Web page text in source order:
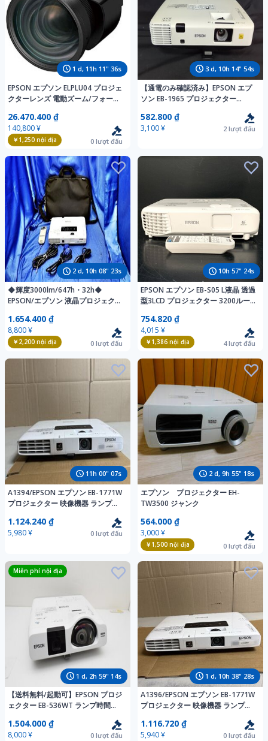
1 d, 11h 11" 35s
EPSON エプソン ELPLU04 プロジェ
クターレンズ 電動ズーム/フォーカ
26.470.400 ₫
140,800 ¥
￥1,250nội địa 0 lượt đấu
3 d, 10h 14" 53s
【通電のみ確認済み】EPSON エプ
ソン EB-1965 プロジェクター
582.800 ₫
3,100 ¥ 2 lượt đấu
2 d, 10h 08" 22s
◆輝度3000lm/647h・32h◆
EPSON/エプソン 液晶プロジェクタ
VGAケーブル・ケース付★ 映像
64532Y
1.654.400 ₫
8,800 ¥
￥2,200nội địa 0 lượt đấu
10h 57" 23s
EPSON エプソン EB-S05 L液晶 透過
型3LCD プロジェクター 3200ルー
易検査品
754.820 ₫
4,015 ¥
￥1,386nội địa 4lượt đấu
11h 00" 06s
A1394/EPSON エプソン EB-1771W
プロジェクター 映像機器 ランプ使
1.124.240 ₫
5,980 ¥ 0 lượt đấu
2 d, 9h 55" 17s
エプソン プロジェクター EH-
TW3500 ジャンク
564.000 ₫
3,000 ¥
￥1,500nội địa 0 lượt đấu
1 d, 2h 59" 13s
Miễn phí nội địa
【送料無料/起動可】EPSON プロジ
ェクター EB-536WT ランプ時間
1.504.000 ₫
8,000 ¥ 0 lượt đấu
1 d, 10h 38" 27s
A1396/EPSON エプソン EB-1771W
プロジェクター 映像機器 ランプ使
1.116.720 ₫
5,940 ¥ 0 lượt đấu